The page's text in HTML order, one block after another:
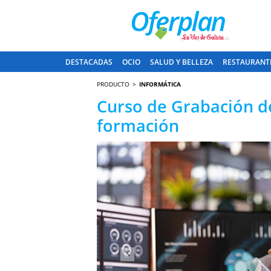
DESTACADAS OCIO SALUD Y BELLEZA
PRODUCTO INFORMÁTICA
Curso de Grabación
formación
Anterior